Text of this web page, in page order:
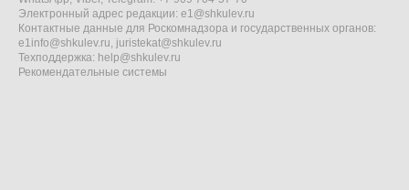
Электронный адрес редакции: e1@shkulev.ru
Контактные данные для Роскомнадзора и государственных органов:
e1info@shkulev.ru, juristekat@shkulev.ru
Техподдержка: help@shkulev.ru
Рекомендательные системы